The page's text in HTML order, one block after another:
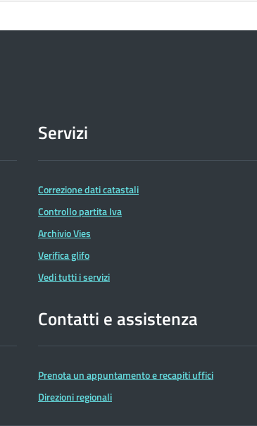
Servizi
Correzione dati catastali
Controllo partita Iva
Archivio Vies
Verifica glifo
Vedi tutti i servizi
Contatti e assistenza
Prenota un appuntamento e recapiti uffici
Direzioni regionali